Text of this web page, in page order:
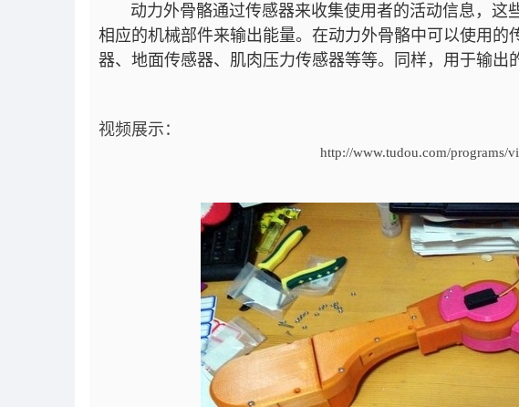
动力外骨骼通过传感器来收集使用者的活动信息，这
相应的机械部件来输出能量。在动力外骨骼中可以使用
器、地面传感器、肌肉压力传感器等等。同样，用于输出
视频展示：
http://www.tudou.com/programs/